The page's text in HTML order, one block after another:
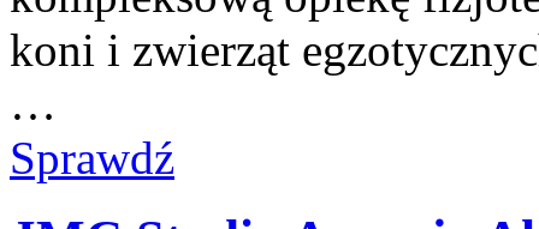
koni i zwierząt
…
Sprawdź